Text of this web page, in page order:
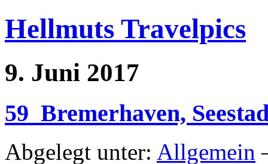
Hellmuts Travelpics
9. Juni 2017
59_Bremerhaven,
Abgelegt unter: Allgemein